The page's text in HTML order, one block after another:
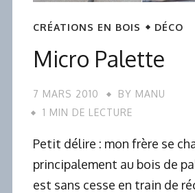
CRÉATIONS EN BOIS DÉCO
Micro Palette
7 MARS 2010 BY MANU
1 MIN DE LECTURE
Petit délire : mon frère se
principalement au bois de
est sans cesse en train de